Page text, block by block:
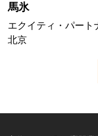
馬氷
エクイティ・パート
北京